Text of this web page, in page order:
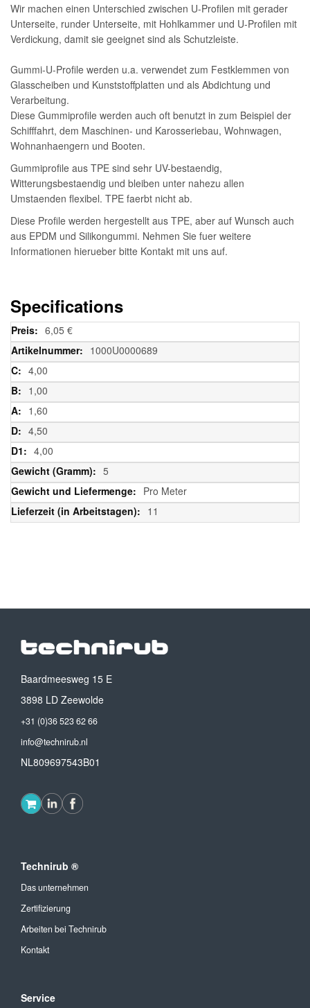
Wir machen einen Unterschied zwischen U-Profilen mit gerader
Unterseite, runder Unterseite, mit Hohlkammer und U-Profilen mit
Verdickung, damit sie geeignet sind als Schutzleiste.
Gummi-U-Profile werden u.a. verwendet zum Festklemmen von
Glasscheiben und Kunststoffplatten und als Abdichtung und
Verarbeitung.
Diese Gummiprofile werden auch oft benutzt in zum Beispiel der
Schifffahrt, dem Maschinen- und Karosseriebau, Wohnwagen,
Wohnanhaengern und Booten.
Gummiprofile aus TPE sind sehr UV-bestaendig,
Witterungsbestaendig und bleiben unter nahezu allen
Umstaenden flexibel. TPE faerbt nicht ab.
Diese Profile werden hergestellt aus TPE, aber auf Wunsch auch
aus EPDM und Silikongummi. Nehmen Sie fuer weitere
Informationen hierueber bitte Kontakt mit uns auf.
Specifications
Weitere
Informationen
6,05 €
1000U0000689
4,00
1,00
1,60
4,50
4,00
5
Pro Meter
11
Baardmeesweg 15 E
3898 LD Zeewolde
+31 (0)36 523 62 66
info@technirub.nl
NL809697543B01
Technirub ®
Das unternehmen
Zertifizierung
Arbeiten bei Technirub
Kontakt
Service